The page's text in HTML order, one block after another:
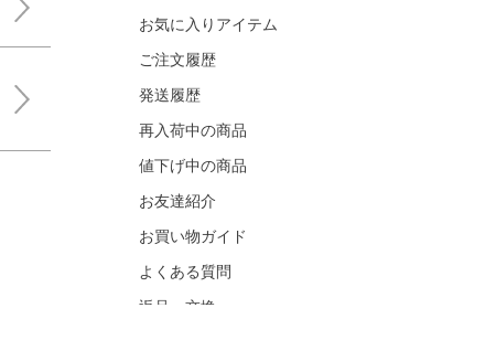
お気に入りアイテム
ご注文履歴
発送履歴
再入荷中の商品
値下げ中の商品
お友達紹介
お買い物ガイド
よくある質問
返品・交換